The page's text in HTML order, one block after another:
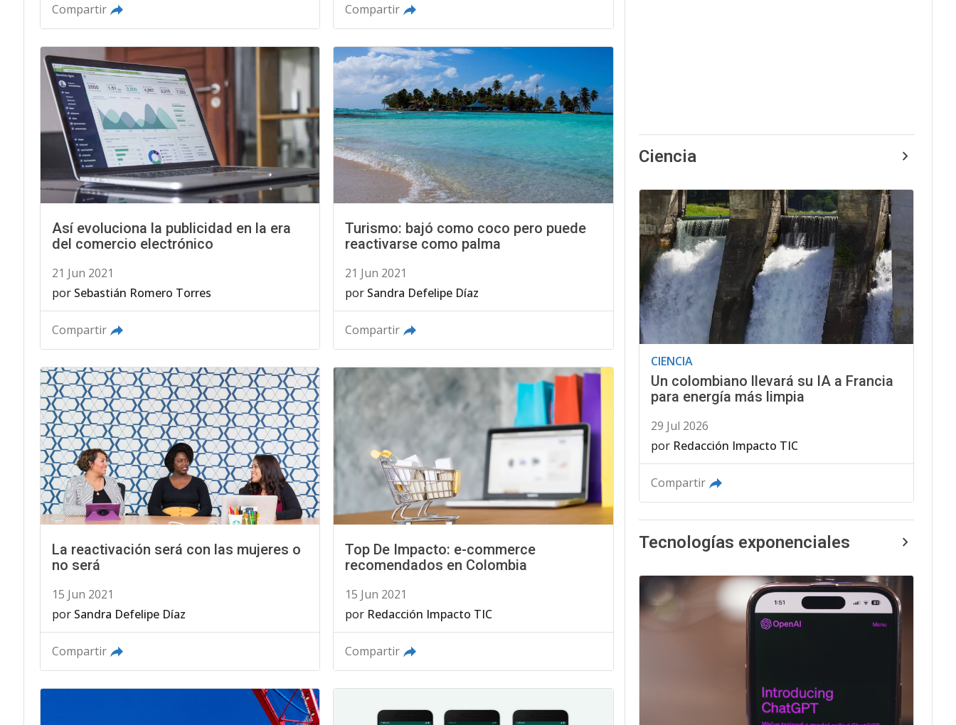
Compartir Compartir
Así evoluciona la publicidad en la era
del comercio electrónico
21 Jun 2021
por Sebastián Romero Torres
Compartir
Turismo: bajó como coco pero puede
reactivarse como palma
21 Jun 2021
por Sandra Defelipe Díaz
Compartir
La reactivación será con las mujeres o
no será
15 Jun 2021
por Sandra Defelipe Díaz
Compartir
Top De Impacto: e-commerce
recomendados en Colombia
15 Jun 2021
por Redacción Impacto TIC
Compartir
Ciencia
CIENCIA
Un colombiano llevará su IA a Francia
para energía más limpia
29 Jul 2026
por Redacción Impacto TIC
Compartir
Tecnologías exponenciales